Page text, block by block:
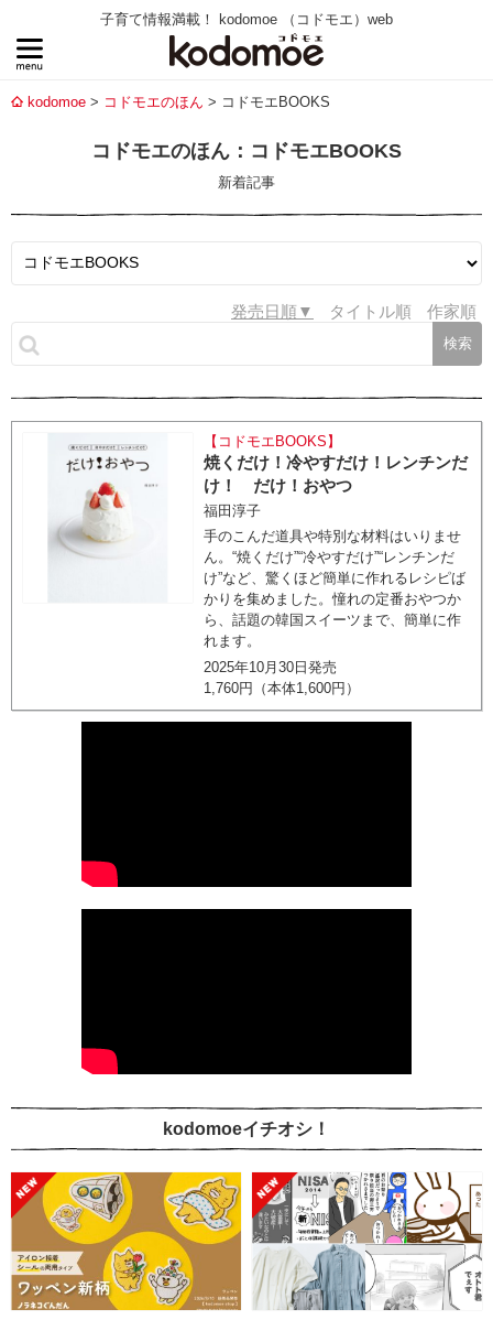
子育て情報満載！ kodomoe （コドモエ）web
kodomoe コドモエのほん コドモエBOOKS
コドモエのほん：コドモエBOOKS
新着記事
発売日順 タイトル順 作家順
【コドモエBOOKS】
焼くだけ！冷やすだけ！レンチンだ
け！ だけ！おやつ
福田淳子
手のこんだ道具や特別な材料はいりませ
ん。“焼くだけ”“冷やすだけ”“レンチンだ
け”など、驚くほど簡単に作れるレシピば
かりを集めました。憧れの定番おやつか
ら、話題の韓国スイーツまで、簡単に作
れます。
2025年10月30日発売
1,760円（本体1,600円）
kodomoeイチオシ！